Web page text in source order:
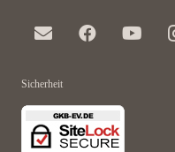
Sicherheit